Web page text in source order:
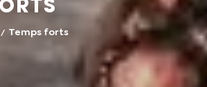
Temps forts